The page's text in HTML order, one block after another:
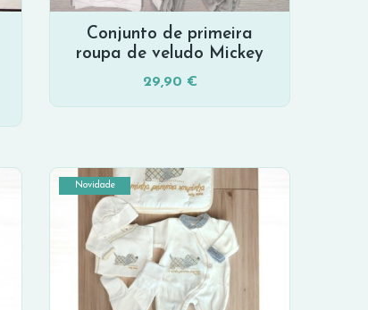
Conjunto de primeira
roupa de veludo Mickey
29,90 €
Novidade